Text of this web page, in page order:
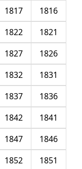
1816
1817
1821
1822
1826
1827
1831
1832
1836
1837
1841
1842
1846
1847
1851
1852